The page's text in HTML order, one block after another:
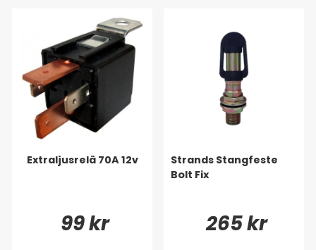
Extraljusrelä 70A 12v
99 kr
Strands Stangfeste
Bolt Fix
265 kr